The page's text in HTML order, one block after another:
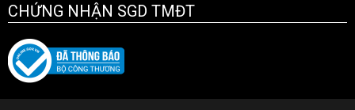
CHỨNG NHẬN SGD TMĐT